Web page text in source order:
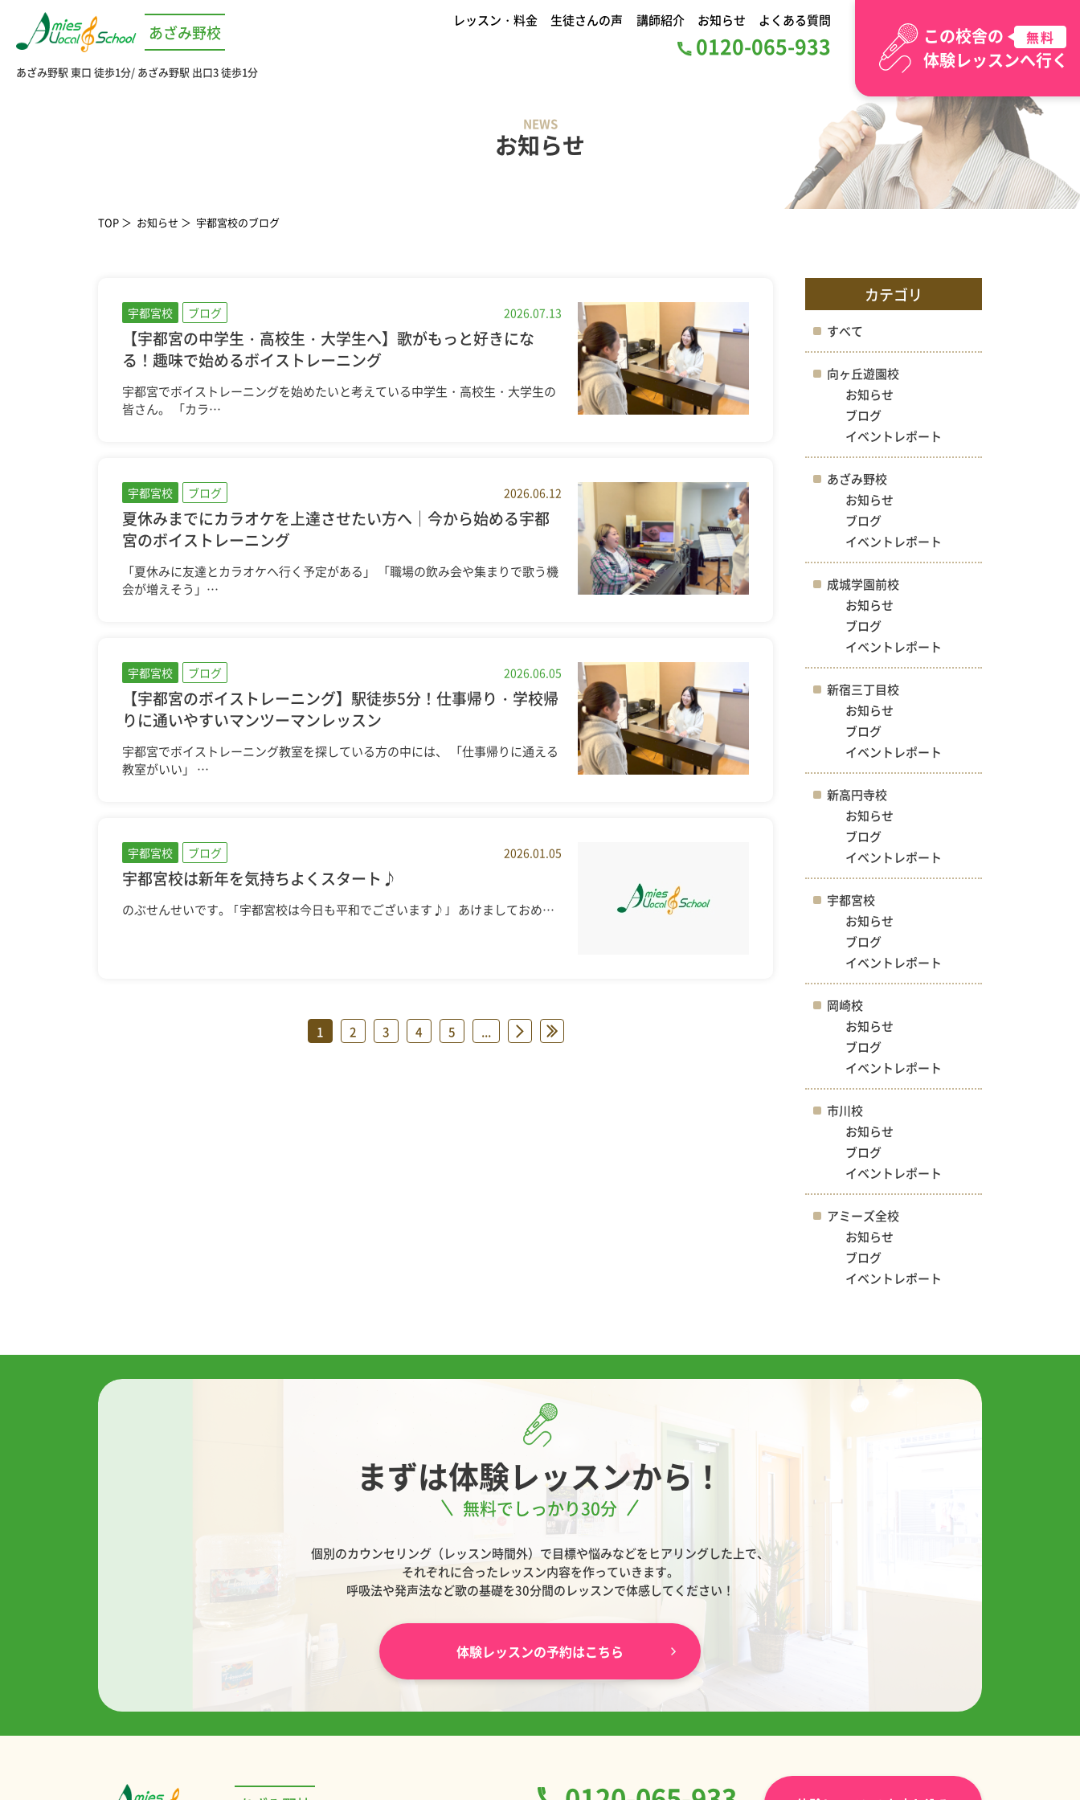
あざみ野校
あざみ野駅 東口 徒歩1分 あざみ野駅 出口3 徒歩1分
レッスン・料金 生徒さんの声 講師紹介 お知らせ よくある質問
0120-065-933 この校舎の 無料
体験レッスンへ行く
NEWS
お知らせ
TOP お知らせ 宇都宮校のブログ
宇都宮校 ブログ 2026.07.13
【宇都宮の中学生・高校生・大学生へ】歌がもっと好きにな
る！趣味で始めるボイストレーニング
宇都宮でボイストレーニングを始めたいと考えている中学生・高校生・大学生の
皆さん。 「カラ…
宇都宮校 ブログ 2026.06.12
夏休みまでにカラオケを上達させたい方へ｜今から始める宇都
宮のボイストレーニング
「夏休みに友達とカラオケへ行く予定がある」 「職場の飲み会や集まりで歌う機
会が増えそう」…
宇都宮校 ブログ 2026.06.05
【宇都宮のボイストレーニング】駅徒歩5分！仕事帰り・学校帰
りに通いやすいマンツーマンレッスン
宇都宮でボイストレーニング教室を探している方の中には、 「仕事帰りに通える
教室がいい」 …
宇都宮校 ブログ 2026.01.05
宇都宮校は新年を気持ちよくスタート♪
のぶせんせいです。 ｢宇都宮校は今日も平和でございます♪｣ あけましておめ…
1 2 3 4 5 ... » »
カテゴリ
すべて
向ヶ丘遊園校
お知らせ
ブログ
イベントレポート
あざみ野校
お知らせ
ブログ
イベントレポート
成城学園前校
お知らせ
ブログ
イベントレポート
新宿三丁目校
お知らせ
ブログ
イベントレポート
新高円寺校
お知らせ
ブログ
イベントレポート
宇都宮校
お知らせ
ブログ
イベントレポート
岡崎校
お知らせ
ブログ
イベントレポート
市川校
お知らせ
ブログ
イベントレポート
アミーズ全校
お知らせ
ブログ
イベントレポート
まずは体験レッスンから！
無料でしっかり30分
個別のカウンセリング（レッスン時間外）で目標や悩みなどをヒアリングした上で、
それぞれに合ったレッスン内容を作っていきます。
呼吸法や発声法など歌の基礎を30分間のレッスンで体感してください！
体験レッスンの予約はこちら